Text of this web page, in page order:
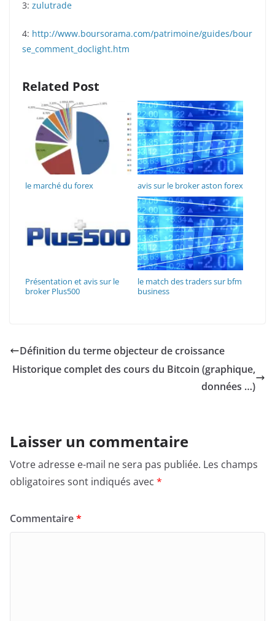
3: zulutrade
4: http://www.boursorama.com/patrimoine/guides/bour
se_comment_doclight.htm
Related Post
le marché du forex avis sur le broker aston forex
Présentation et avis sur le
broker Plus500
le match des traders sur bfm
business
Définition du terme objecteur de croissance
Historique complet des cours du Bitcoin (graphique,
données …)
Laisser un commentaire
Votre adresse e-mail ne sera pas publiée. Les champs
obligatoires sont indiqués avec *
Commentaire*